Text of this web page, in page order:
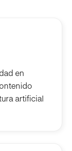
en
artificial